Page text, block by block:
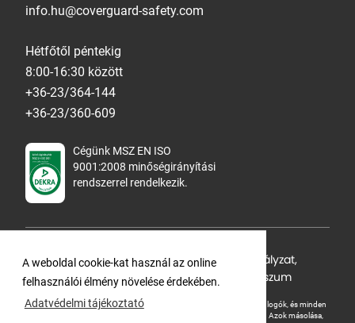
A weboldal cookie-kat használ az online
felhasználói élmény növelése érdekében.
Adatvédelmi tájékoztató
info.hu@coverguard-safety.com
Hétfőtől péntekig
8:00-16:30 között
+36-23/364-144
+36-23/360-609
Cégünk MSZ EN ISO
9001:2008 minőségirányítási
rendszerrel rendelkezik.
Adatvédelmi tájékoztató,Cookie Szabályzat,
Felhasználási feltételek,ÁSZF Impresszum
A Ganteline Kft jelen honlapja szerzői jog által védett. A leírások, fotók, logók, és minden
Azok másolása,